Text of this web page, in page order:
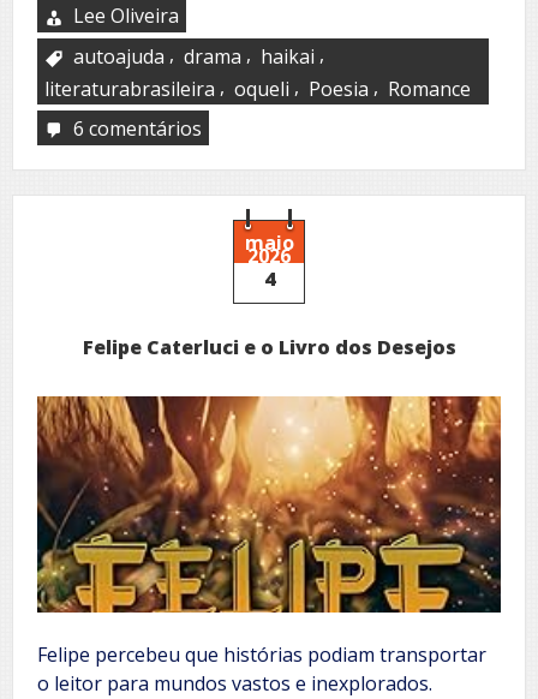
Lee Oliveira
autoajuda , drama , haikai ,
literaturabrasileira , oqueli , Poesia , Romance
6 comentários
H.
Martins
maio
2026
4
Felipe Caterluci e o Livro dos Desejos
Felipe percebeu que histórias podiam transportar
o leitor para mundos vastos e inexplorados.